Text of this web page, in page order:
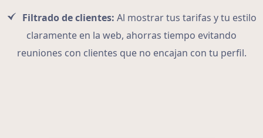
Filtrado de clientes: Al mostrar tus tarifas y tu estilo
claramente en la web, ahorras tiempo evitando
reuniones con clientes que no encajan con tu perfil.